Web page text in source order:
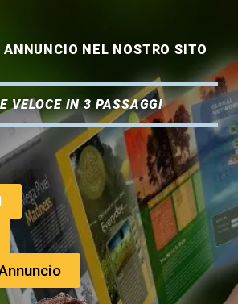
ANNUNCIO NEL NOSTRO SITO
VELOCE IN 3 PASSAGGI